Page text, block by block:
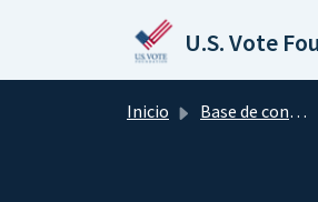
U.S. Vote
Inicio Base de conocimientos